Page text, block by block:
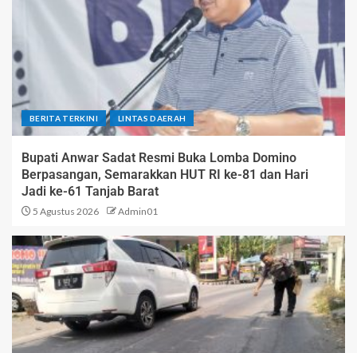
BERITA TERKINI LINTAS DAERAH
Bupati Anwar Sadat Resmi Buka Lomba Domino
Berpasangan, Semarakkan HUT RI ke-81 dan Hari
Jadi ke-61 Tanjab Barat
5 Agustus 2026 Admin01